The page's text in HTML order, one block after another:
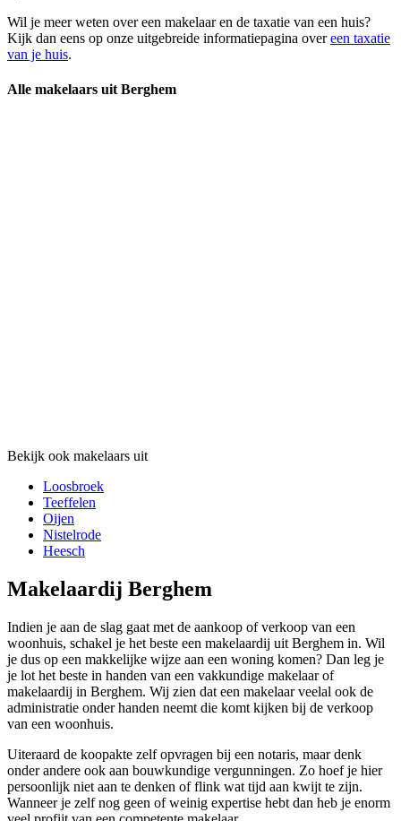
Wil je meer weten over een makelaar en de taxatie van een huis?
Kijk dan eens op onze uitgebreide informatiepagina overeen taxatie
van je huis.
Alle makelaars uit Berghem
Bekijk ook makelaars uit
Loosbroek
Teeffelen
Oijen
Nistelrode
Heesch
Makelaardij Berghem
Indien je aan de slag gaat met de aankoop of verkoop van een
woonhuis, schakel je het beste een makelaardij uit Berghem in. Wil
je dus op een makkelijke wijze aan een woning komen? Dan leg je
je lot het beste in handen van een vakkundige makelaar of
makelaardij in Berghem. Wij zien dat een makelaar veelal ook de
administratie onder handen neemt die komt kijken bij de verkoop
van een woonhuis.
Uiteraard de koopakte zelf opvragen bij een notaris, maar denk
onder andere ook aan bouwkundige vergunningen. Zo hoef je hier
persoonlijk niet aan te denken of flink wat tijd aan kwijt te zijn.
Wanneer je zelf nog geen of weinig expertise hebt dan heb je enorm